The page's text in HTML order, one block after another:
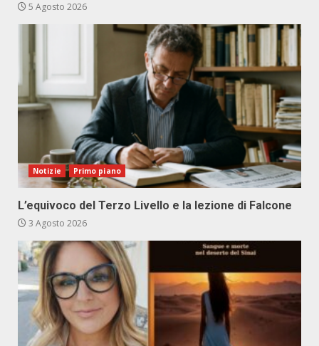
5 Agosto 2026
Notizie Primo piano
L’equivoco del Terzo Livello e la lezione di Falcone
3 Agosto 2026